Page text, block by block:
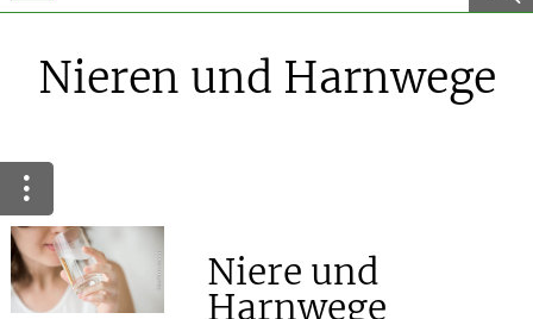
Ratgeber
Krankheiten & Therapie
WELLNESS
Nieren und Harnwege
Niere und
Harnwege